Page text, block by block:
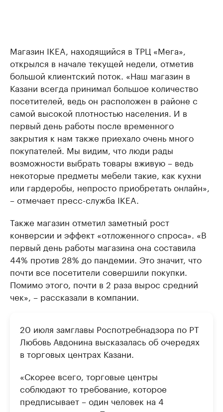
Магазин IKEA, находящийся в ТРЦ «Мега»,
открылся в начале текущей недели, отметив
большой клиентский поток. «Наш магазин в
Казани всегда принимал большое количество
посетителей, ведь он расположен в районе с
самой высокой плотностью населения. И в
первый день работы после временного
закрытия к нам также приехало очень много
покупателей. Мы видим, что люди рады
возможности выбрать товары вживую – ведь
некоторые предметы мебели такие, как кухни
или гардеробы, непросто приобретать онлайн»,
– отмечает пресс-служба IKEA.
Также магазин отметил заметный рост
конверсии и эффект «отложенного спроса». «В
первый день работы магазина она составила
44% против 28% до пандемии. Это значит, что
почти все посетители совершили покупки.
Помимо этого, почти в 2 раза вырос средний
чек», – рассказали в компании.
20 июля замглавы Роспотребнадзора по РТ
Любовь Авдонина высказалась об очередях
в торговых центрах Казани.
«Скорее всего, торговые центры
соблюдают то требование, которое
предписывает – один человек на 4